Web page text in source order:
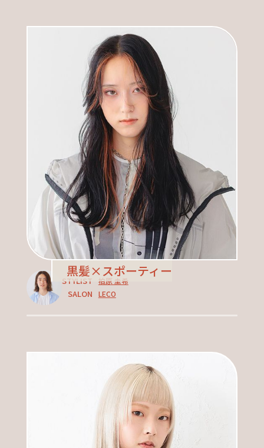
黒髪×スポーティー
STYLIST 柏原 圭希
SALON LECO